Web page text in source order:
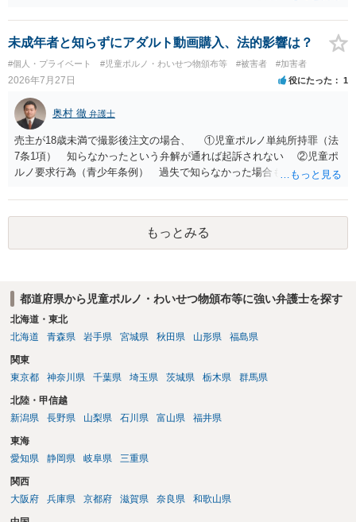
未成年者と知らずにアダルト動画購入、法的影響は？
#個人・プライベート #児童ポルノ・わいせつ物頒布等 #被害者 #加害者
2026年7月27日 役にたった 1
奥村 徹 弁護士
売主が18歳未満で撮影後注文の場合、 ①児童ポルノ単純所持罪（法
7条1項） 知らなかったという弁解が通れば起訴されない ②児童ポ
ルノ要求行為（青少年条例） 過失で知らなかった場合も処罰される
ることになります。 対応としては、福祉犯罪に詳しい弁護士に相談
した上で 相手方の地域も知らない・年齢も知らなかったという弁
解 もう消したので持ってない という弁解を用意して、警察相談を
検討してください。
もっとみる
都道府県から児童ポルノ・わいせつ物頒布等に強い弁護士を探す
北海道・東北
北海道
青森県 岩手県 宮城県 秋田県 山形県 福島県
関東
東京都
神奈川県 千葉県 埼玉県 茨城県 栃木県 群馬県
北陸・甲信越
新潟県
長野県 山梨県 石川県 富山県 福井県
東海
愛知県
静岡県 岐阜県 三重県
関西
大阪府
兵庫県 京都府 滋賀県 奈良県 和歌山県